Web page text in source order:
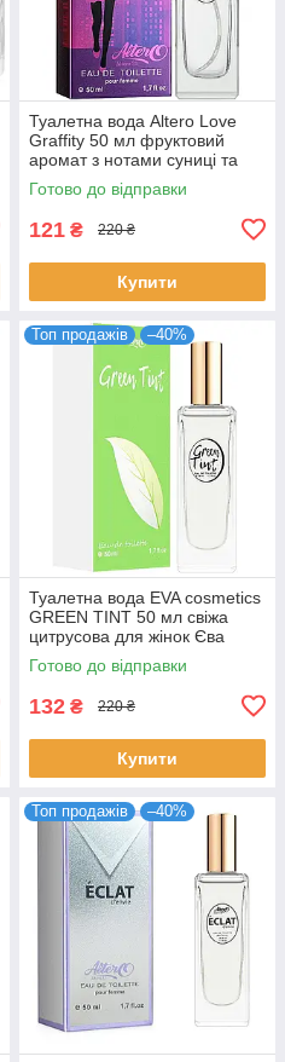
Туалетна вода Altero Love
Graffity 50 мл фруктовий
аромат з нотами суниці та
ванілі для жінок стійка
Альтеро
Готово до відправки
121 ₴ 220 ₴
Купити
Топ продажів –40%
Туалетна вода EVA cosmetics
GREEN TINT 50 мл свіжа
цитрусова для жінок Єва
Косметікс
Готово до відправки
132 ₴ 220 ₴
Купити
Топ продажів –40%